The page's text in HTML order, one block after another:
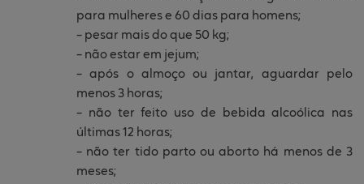
para mulheres e 60 dias para homens;
– pesar mais do que 50 kg;
– não estar em jejum;
– após o almoço ou jantar, aguardar pelo
menos 3 horas;
– não ter feito uso de bebida alcoólica nas
últimas 12 horas;
– não ter tido parto ou aborto há menos de 3
meses;